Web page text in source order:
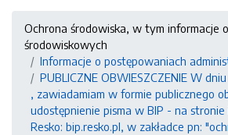
Ochrona środowiska, w tym informacje
środowiskowych
Informacje o postępowaniach
PUBLICZNE OBWIESZCZENIE W
, zawiadamiam w formie publicznego
udostępnienie pisma w BIP - na
Resko: bip.resko.pl, w zakładce pn: